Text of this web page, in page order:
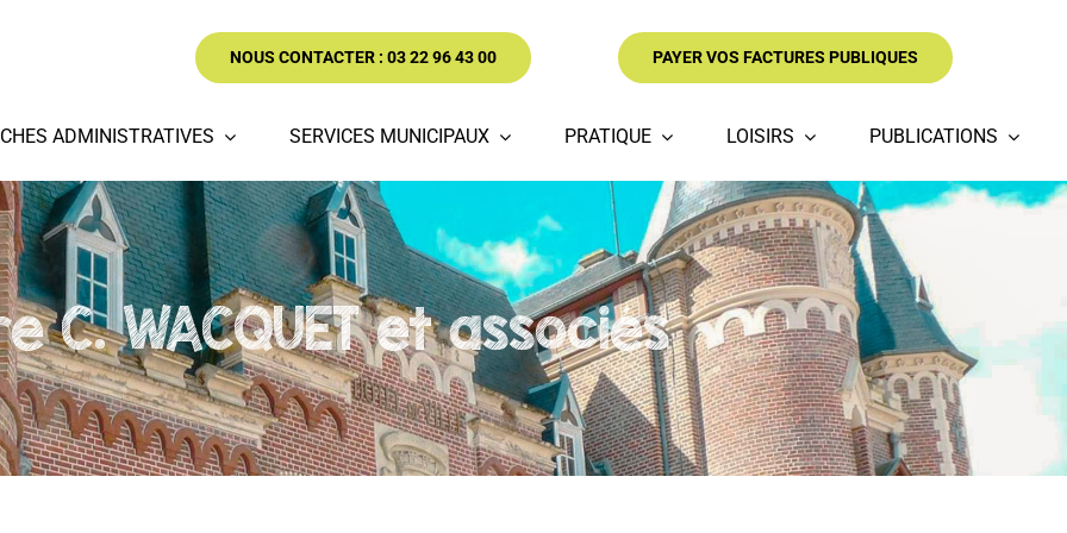
NOUS CONTACTER : 03 22 96 43 00 PAYER VOS FACTURES PUBLIQUES
ADMINISTRATIVES SERVICES MUNICIPAUX PRATIQUE LOISIRS PUBLICATIONS
C. WACQUET et associés